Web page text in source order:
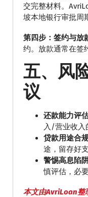
交完整材料。
坡本地银行审批周
第四步：签约与放
约。放款通常在签
五、风
议
还款能力评
入/营业收入
贷款用途合
途，留存好
警惕高息陷
慎评估，必
本文由AvriLoan整